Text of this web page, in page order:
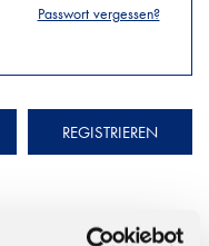
Passwort vergessen?
REGISTRIEREN